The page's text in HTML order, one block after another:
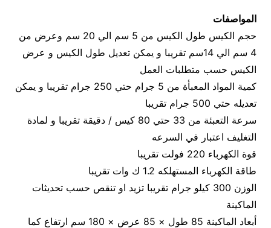
المواصفات
حجم الكيس طول الكيس من 5 سم الي 20 سم وعرض من
4 سم الي 14سم تقريبا و يمكن تعديل طول الكيس و عرض
الكيس حسب متطلبات العمل
كمية المواد المعبأة من 5 جرام حتي 250 جرام تقريبا و يمكن
تعديله حتي 500 جرام تقريبا
سرعة التعبئة من 33 حتي 80 كيس / دقيقة تقريبا و لمادة
التغليف اعتبار في السرعه
قوة الكهرباء 220 فولت تقريبا
طاقة الكهرباء المستهلكه 1.2 ك وات تقريبا
الوزن 300 كيلو جرام تقريبا تزيد او تنقص حسب تحديثات
الماكينة
أبعاد الماكينة 85 طول × 85 عرض × 180 سم ارتفاع كما